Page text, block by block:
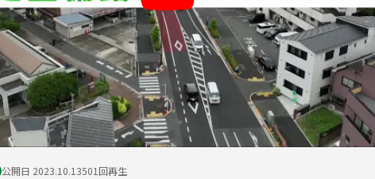
公開日 2023.10.13501回再生